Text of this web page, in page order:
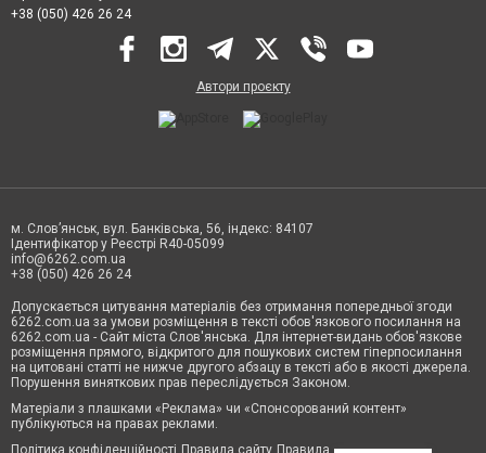
+38 (050) 426 26 24
Автори проєкту
м. Слов’янськ, вул. Банківська, 56, індекс: 84107
Ідентифікатор у Реєстрі R40-05099
info@6262.com.ua
+38 (050) 426 26 24
Допускається цитування матеріалів без отримання попередньої згоди
6262.com.ua за умови розміщення в тексті обов'язкового посилання на
6262.com.ua - Сайт міста Слов'янська. Для інтернет-видань обов'язкове
розміщення прямого, відкритого для пошукових систем гіперпосилання
на цитовані статті не нижче другого абзацу в тексті або в якості джерела.
Порушення виняткових прав переслідується Законом.
Матеріали з плашками «Реклама» чи «Спонсорований контент»
публікуються на правах реклами.